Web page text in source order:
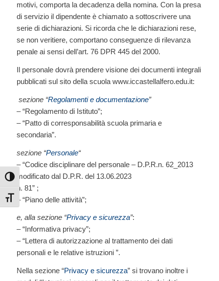
Attiva/disattiva alto contrasto
Attiva/disattiva dimensione testo
motivi, comporta la decadenza della nomina. Con la presa
di servizio il dipendente è chiamato a sottoscrivere una
serie di dichiarazioni. Si ricorda che le dichiarazioni rese,
se non veritiere, comportano conseguenze di rilevanza
penale ai sensi dell’art. 76 DPR 445 del 2000.
Il personale dovrà prendere visione dei documenti integrali
pubblicati sul sito della scuola www.iccastellalfero.edu.it:
sezione “Regolamenti e documentazione”
– “Regolamento di Istituto”;
– “Patto di corresponsabilità scuola primaria e
secondaria”.
sezione “Personale“
– “Codice disciplinare del personale – D.P.R.n. 62_2013
modificato dal D.P.R. del 13.06.2023
n. 81” ;
– “Piano delle attività”;
e, alla sezione “Privacy e sicurezza”:
– “Informativa privacy”;
– “Lettera di autorizzazione al trattamento dei dati
personali e le relative istruzioni ”.
Nella sezione “Privacy e sicurezza” si trovano inoltre i